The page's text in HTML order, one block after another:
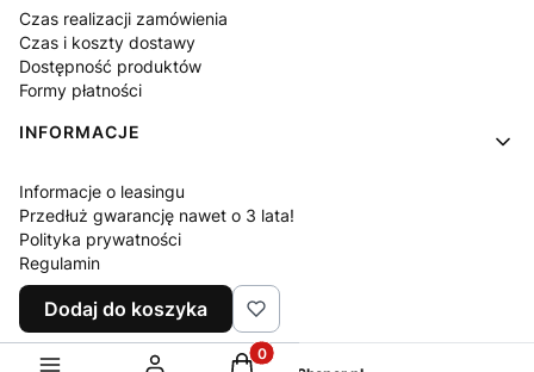
Czas realizacji zamówienia
Czas i koszty dostawy
Dostępność produktów
Formy płatności
INFORMACJE
Informacje o leasingu
Przedłuż gwarancję nawet o 3 lata!
Polityka prywatności
Regulamin
Współpraca z instytucjami
Zwroty i reklamacje
Dodaj do koszyka
Produkty w koszyku: 0. Zobacz